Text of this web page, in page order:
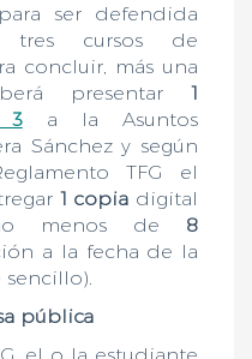
ser defendida
tres cursos de
concluir, más una
presentar 1
3a la Asuntos
Sánchez y según
TFG el
1 copia digital
menos de 8
a la fecha de la
sencillo).
pública